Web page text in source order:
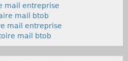
mail entreprise
mail btob
mail entreprise
mail btob